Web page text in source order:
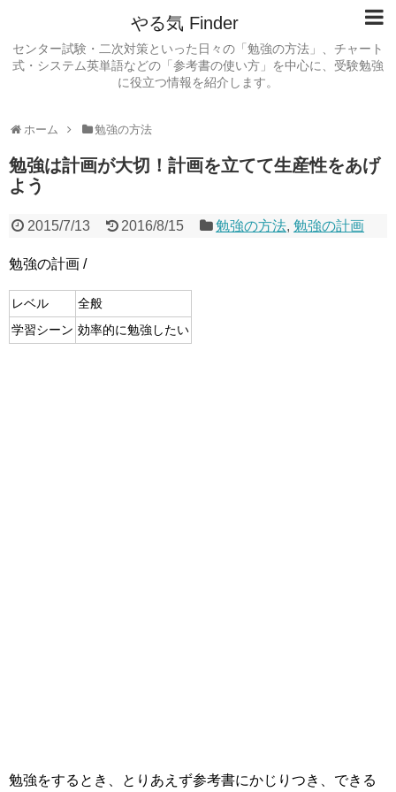
やる気 Finder
センター試験・二次対策といった日々の「勉強の方法」、チャート
式・システム英単語などの「参考書の使い方」を中心に、受験勉強
に役立つ情報を紹介します。
ホーム 勉強の方法
勉強は計画が大切！計画を立てて生産性をあげ
よう
2015/7/13 2016/8/15 勉強の方法,勉強の計画
勉強の計画 /
レベル
全般
学習シーン 効率的に勉強したい
勉強をするとき、とりあえず参考書にかじりつき、できる